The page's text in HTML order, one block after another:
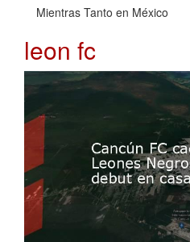
Mientras Tanto en México
leon fc